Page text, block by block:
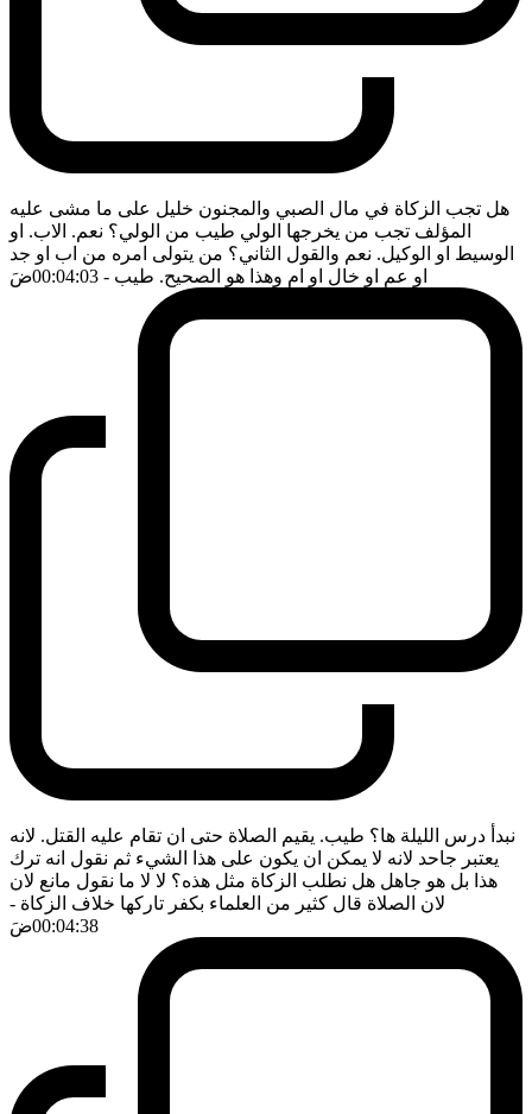
هل تجب الزكاة في مال الصبي والمجنون خليل على ما مشى عليه
المؤلف تجب من يخرجها الولي طيب من الولي؟ نعم. الاب. او
الوسيط او الوكيل. نعم والقول الثاني؟ من يتولى امره من اب او جد
او عم او خال او ام وهذا هو الصحيح. طيب - 00:04:03 ضَ
نبدأ درس الليلة ها؟ طيب. يقيم الصلاة حتى ان تقام عليه القتل. لانه
يعتبر جاحد لانه لا يمكن ان يكون على هذا الشيء ثم نقول انه ترك
هذا بل هو جاهل هل نطلب الزكاة مثل هذه؟ لا لا ما نقول مانع لان
لان الصلاة قال كثير من العلماء بكفر تاركها خلاف الزكاة -
00:04:38ضَ